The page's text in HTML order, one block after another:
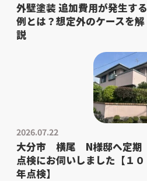
外壁塗装 追加費用が発生する
例とは？想定外のケースを解
説
2026.07.22
大分市 横尾 N様邸へ定期
点検にお伺いしました【１０
年点検】